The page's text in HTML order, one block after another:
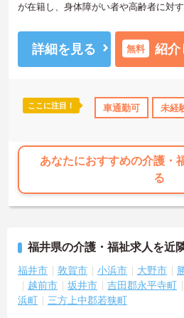
が在籍し、身体障がい者や高齢者に対
両立が可能です。職場は家庭的な雰囲
躍中。未経験者でも安心して働けるよ
指導を行っています。チームワークを
い！
詳細を見る 無料 紹介
ここに注目！ 車通勤可 未経
あなたにおすすめの介護・
る
福井県の介護・福祉求人を近
福井市 敦賀市 小浜市 大野市
越前市
坂井市 吉田郡永平寺町
浜町
三方上中郡若狭町